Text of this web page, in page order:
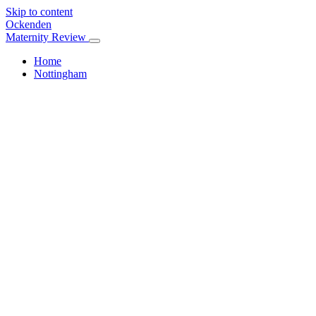
Skip to content
Ockenden
Maternity Review
Home
Nottingham